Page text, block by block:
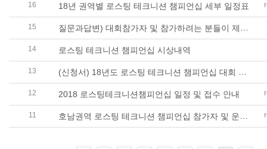
16 18년 권역별 로스팅 테크니션 챔피언십 세부 일정표
15 질문과답변) 대회참가자 및 참가하려는 분들이 제일 많이 질문하는 내용들
14 로스팅 테크니션 챔피언십 시상내역
13 (신청서) 18년도 로스팅 테크니션 챔피언십 대회 규정(요강) 및 참가신청서
12 2018 로스팅테크니션챔피언십 일정 및 접수 안내
11 호남권역 로스팅 테크니션 챔피언십 참가자 및 운영진, 심사위원, 후원사 모집 안내